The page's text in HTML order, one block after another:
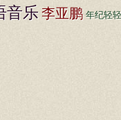
音乐李亚鹏 年纪轻轻